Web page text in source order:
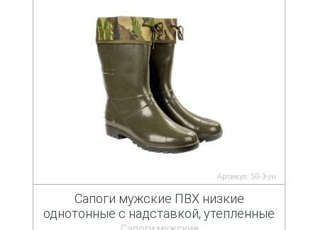
Артикул: 50-3-ун
Сапоги мужские ПВХ низкие
однотонные с надставкой, утепленные